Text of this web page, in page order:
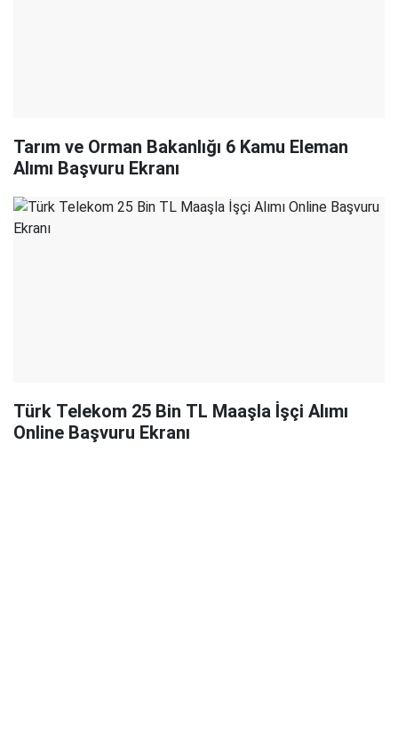
Tarım ve Orman Bakanlığı 6 Kamu Eleman
Alımı Başvuru Ekranı
Türk Telekom 25 Bin TL Maaşla İşçi Alımı
Online Başvuru Ekranı